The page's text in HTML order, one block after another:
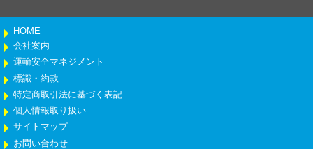
HOME
会社案内
運輸安全マネジメント
標識・約款
特定商取引法に基づく表記
個人情報取り扱い
サイトマップ
お問い合わせ